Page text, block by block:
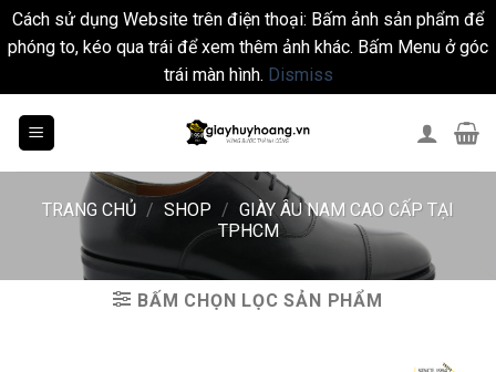
Cách sử dụng Website trên điện thoại: Bấm ảnh sản phẩm để
phóng to, kéo qua trái để xem thêm ảnh khác. Bấm Menu ở góc
trái màn hình. Dismiss
TRANG CHỦ / SHOP / GIÀY ÂU NAM CAO CẤP TẠI
TPHCM
BẤM CHỌN LỌC SẢN PHẨM